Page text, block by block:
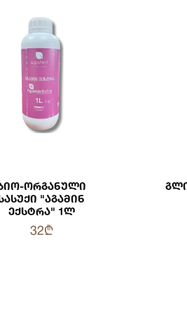
Ორგანული
"აგამინ
Ექსტრა" 1ლ
32₾